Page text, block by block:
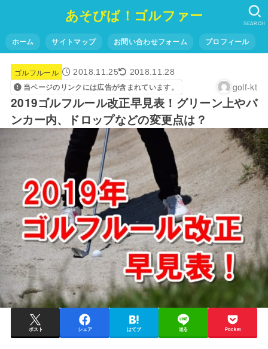
あそびば！ゴルファー
ホーム サイトマップ お問い合わせフォーム プロフィール
SEARCH
ゴルフルール 2018.11.25 2018.11.28
当ページのリンクには広告が含まれています。 golf-kt
2019ゴルフルール改正早見表！グリーン上やバ
ンカー内、ドロップなどの変更点は？
ポスト シェア はてブ 送る Pocket